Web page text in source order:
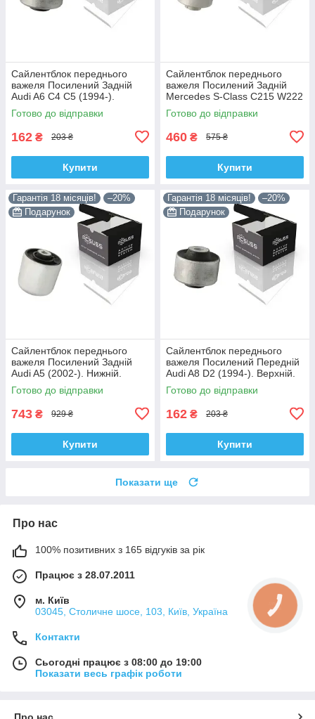
Сайлентблок переднього
важеля Посилений Задній
Audi A6 C4 C5 (1994-).
Верхній. Корея ACSUSS!
35379 , JBU138 , TD1062W
Готово до відправки
162 ₴ 203 ₴
Купити
Сайлентблок переднього
важеля Посилений Задній
Mercedes S-Class C215 W222
W220 V220 (1998-). Корея
ACSUSS! 28744 , TD4208W ,
Готово до відправки
460 ₴ 575 ₴
Купити
Гарантія 18 місяців!
–20%
Подарунок
Сайлентблок переднього
важеля Посилений Задній
Audi A5 (2002-). Нижній.
Корея ACSUSS! 4H0407183 ,
TD1247W , VKDS331074
Готово до відправки
743 ₴ 929 ₴
Купити
Гарантія 18 місяців!
–20%
Подарунок
Сайлентблок переднього
важеля Посилений Передній
Audi A8 D2 (1994-). Верхній.
Корея ACSUSS! 35379 ,
JBU138 , TD1062W
Готово до відправки
162 ₴ 203 ₴
Купити
Показати ще
Про нас
100% позитивних з 165 відгуків за рік
Працює з 28.07.2011
м. Київ
03045, Столичне шосе, 103, Київ, Україна
Контакти
Сьогодні працює з 08:00 до 19:00
Показати весь графік роботи
КНОПКА
ЗВ'ЯЗКУ